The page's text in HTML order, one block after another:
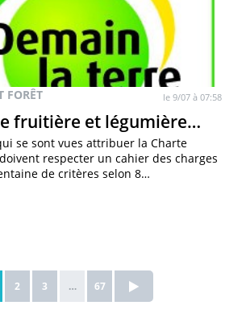
FORÊT le 9/07 à 07:58
fruitière et légumière…
se sont vues attribuer la Charte
respecter un cahier des charges
de critères selon 8…
2 3 … 67